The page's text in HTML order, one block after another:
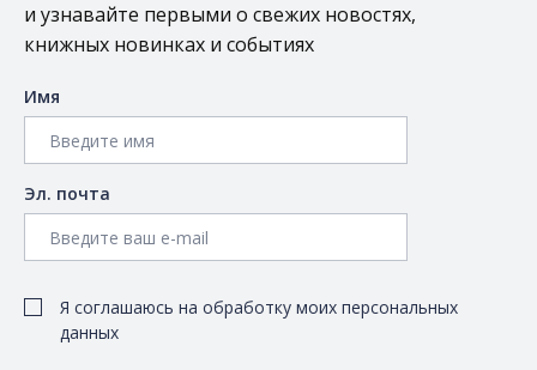
и узнавайте первыми о свежих новостях,
книжных новинках и событиях
Имя
Эл. почта
Я соглашаюсь на обработку моих персональных
данных